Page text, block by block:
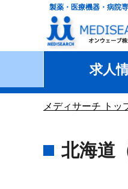
製薬・医療機器・病院
求人
メディサーチ トッ
北海道